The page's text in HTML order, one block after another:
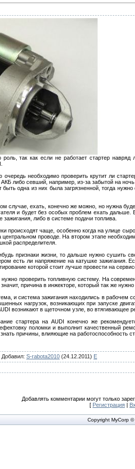
так как если не работает стартер
необходимо проверить крутит ли
либо севший, например, из-за забытой на
одна из них была загрязненной, тогда
случае, ехать, конечно же можно, но нужна
и будет без особых проблем ехать
зажигания, либо в системе подачи топлива.
происходят чаще, особенно когда на улице
проводе. На втором этапе
распределителя.
признаки жизни, то дальше нужно
есть ли напряжение на катушке
которой стоит лучше провести на
нужно проверить топливную систему. На
причина в инжекторе, который так же нужно
и система зажигания находились в рабочем
нагрузок, возникающих при запуске
возникают в щеточном узле, во втягивающее
стартера на AUDI конечно же
поломки и выполнит качественный
причины, влияющие на работоспособность
Добавил: S-rabota2010 (24.12.2011) E
Добавлять комментарии могут только
[ Регистрация |
Copyright MyCorp